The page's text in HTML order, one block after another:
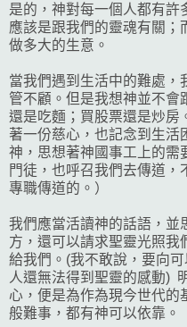
是的，神對每一個人都有許
應該是跟我們的靈魂有關；
做多大的生意。
當我們遇到生活中的難處，
管不顧。但是我想神並不會
還是吃麵；買股票還是炒房
著一份慈心，也記念到生活
神，思想著神國事工上的需
門徒，也呼召我們去傳道
專職傳道的。）
我們應當活讀神的話語，並
方，還可以請求聖靈光照我
給我們。(我不敢說，要向
人還無法得到聖靈的感動)
心，便是為作為現今世代的
般難事，都有神可以依靠。